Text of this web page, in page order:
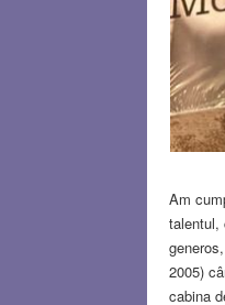
Am
talentul,
2005)
cabina